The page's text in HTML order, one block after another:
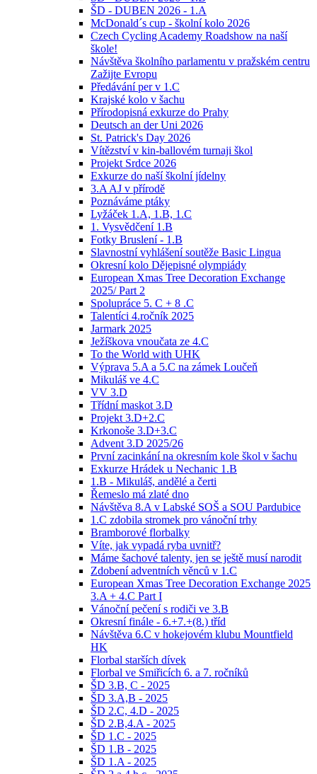
ŠD - DUBEN 2026 - 1.A
McDonald´s cup - školní kolo 2026
Czech Cycling Academy Roadshow na naší
škole!
Návštěva školního parlamentu v pražském centru
Zažijte Evropu
Předávání per v 1.C
Krajské kolo v šachu
Přírodopisná exkurze do Prahy
Deutsch an der Uni 2026
St. Patrick's Day 2026
Vítězství v kin-ballovém turnaji škol
Projekt Srdce 2026
Exkurze do naší školní jídelny
3.A AJ v přírodě
Poznáváme ptáky
Lyžáček 1.A, 1.B, 1.C
1. Vysvědčení 1.B
Fotky Bruslení - 1.B
Slavnostní vyhlášení soutěže Basic Lingua
Okresní kolo Dějepisné olympiády
European Xmas Tree Decoration Exchange
2025/ Part 2
Spolupráce 5. C + 8 .C
Talentíci 4.ročník 2025
Jarmark 2025
Ježíškova vnoučata ze 4.C
To the World with UHK
Výprava 5.A a 5.C na zámek Loučeň
Mikuláš ve 4.C
VV 3.D
Třídní maskot 3.D
Projekt 3.D+2.C
Krkonoše 3.D+3.C
Advent 3.D 2025/26
První zacinkání na okresním kole škol v šachu
Exkurze Hrádek u Nechanic 1.B
1.B - Mikuláš, andělé a čerti
Řemeslo má zlaté dno
Návštěva 8.A v Labské SOŠ a SOU Pardubice
1.C zdobila stromek pro vánoční trhy
Bramborové florbalky
Víte, jak vypadá ryba uvnitř?
Máme šachové talenty, jen se ještě musí narodit
Zdobení adventních věnců v 1.C
European Xmas Tree Decoration Exchange 2025
3.A + 4.C Part I
Vánoční pečení s rodiči ve 3.B
Okresní finále - 6.+7.+(8.) tříd
Návštěva 6.C v hokejovém klubu Mountfield
HK
Florbal starších dívek
Florbal ve Smiřicích 6. a 7. ročníků
ŠD 3.B, C - 2025
ŠD 3.A,B - 2025
ŠD 2.C, 4.D - 2025
ŠD 2.B,4.A - 2025
ŠD 1.C - 2025
ŠD 1.B - 2025
ŠD 1.A - 2025